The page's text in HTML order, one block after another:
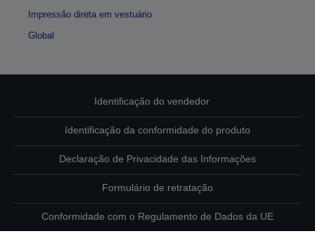
Impressão direta em vestuário
Global
Identificação do vendedor
Identificação da conformidade do produto
Declaração de Privacidade das Informações
Formulário de retratação
Conformidade com o Regulamento de Dados da UE